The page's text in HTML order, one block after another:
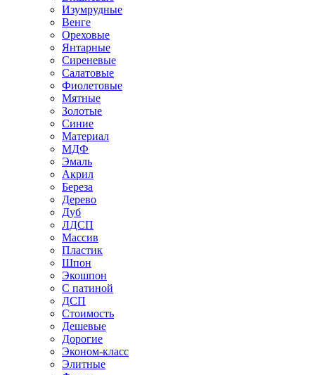
Изумрудные
Венге
Ореховые
Янтарные
Сиреневые
Салатовые
Фиолетовые
Мятные
Золотые
Синие
Материал
МДФ
Эмаль
Акрил
Береза
Дерево
Дуб
ЛДСП
Массив
Пластик
Шпон
Экошпон
С патиной
ДСП
Стоимость
Дешевые
Дорогие
Эконом-класс
Элитные